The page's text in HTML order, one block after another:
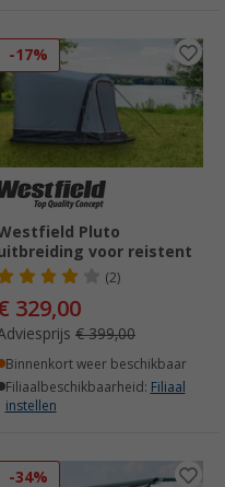
-17%
Pluto
voor reistent
(2)
329,00
€ 399,00
Binnenkort weer beschikbaar
Filiaalbeschikbaarheid: Filiaal
instellen
-34%